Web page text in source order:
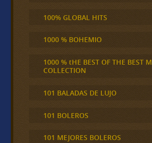
100% GLOBAL HITS
1000 % BOHEMIO
1000 % tHE BEST OF THE BEST
COLLECTION
101 BALADAS DE LUJO
101 BOLEROS
101 MEJORES BOLEROS